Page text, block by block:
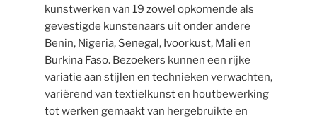
kunstwerken van 19 zowel opkomende als
gevestigde kunstenaars uit onder andere
Benin, Nigeria, Senegal, Ivoorkust, Mali en
Burkina Faso. Bezoekers kunnen een rijke
variatie aan stijlen en technieken verwachten,
variërend van textielkunst en houtbewerking
tot werken gemaakt van hergebruikte en